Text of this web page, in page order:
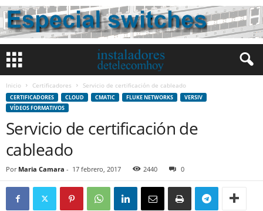
Inicio Certificadores Servicio de certificación de cableado
CERTIFICADORES CLOUD CMATIC FLUKE NETWORKS
VERSIV
VÍDEOS FORMATIVOS
Servicio de certificación de
cableado
Por Maria Camara - 17 febrero, 2017 2440 0